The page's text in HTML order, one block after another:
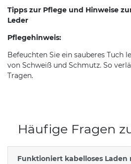
Tipps zur Pflege und Hinweise
Leder
Pflegehinweis:
Befeuchten Sie ein sauberes Tuch
von Schweiß und Schmutz. So
Tragen.
Häufige Fragen
Funktioniert kabelloses Laden